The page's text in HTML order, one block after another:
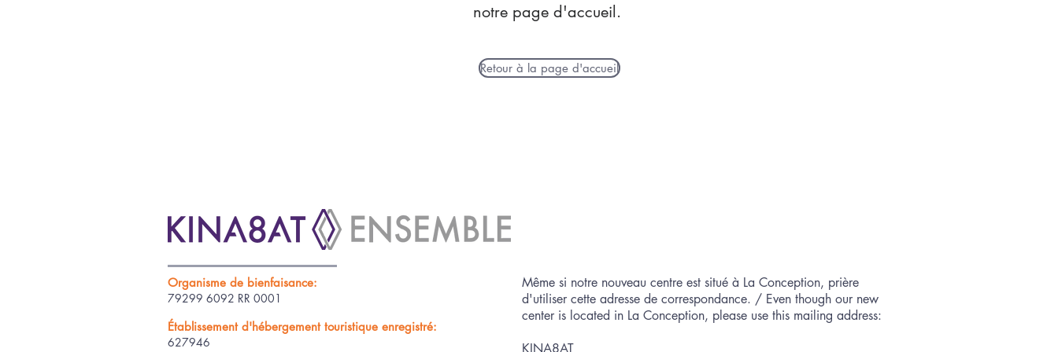
notre page d'accueil.
Retour à la page d'accueil
Organisme de bienfaisance:
79299 6092 RR 0001
Établissement d'hébergement touristique enregistré:
627946
Même si notre nouveau centre est situé à La Conception, prière
d'utiliser cette adresse de correspondance. / Even though our new
center is located in La Conception, please use this mailing address:​
KINA8AT